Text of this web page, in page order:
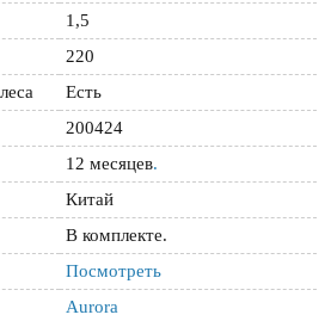
1,5
220
Есть
200424
12 месяцев.
Китай
В комплекте.
Посмотреть
Aurora